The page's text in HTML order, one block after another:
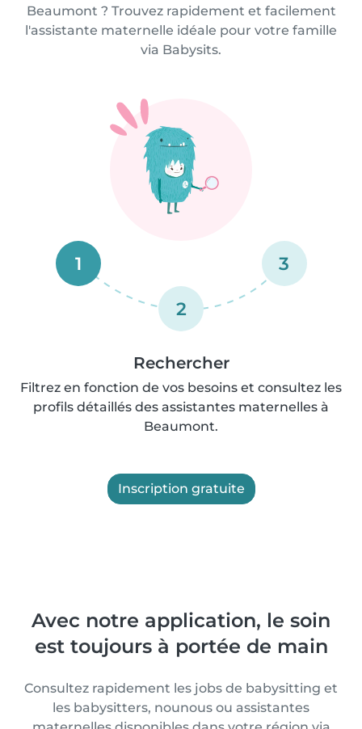
Beaumont ? Trouvez rapidement et facilement
l'assistante maternelle idéale pour votre famille
via Babysits.
1
2
3
Rechercher
Filtrez en fonction de vos besoins et consultez les
profils détaillés des assistantes maternelles à
Beaumont.
Inscription gratuite
Avec notre application, le soin
est toujours à portée de main
Consultez rapidement les jobs de babysitting et
les babysitters, nounous ou assistantes